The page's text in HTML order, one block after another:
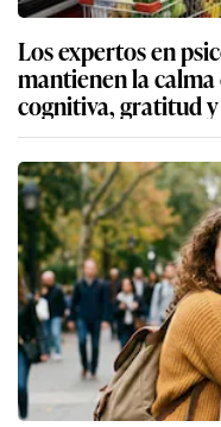
Los expertos en
mantienen la
cognitiva, gratitud